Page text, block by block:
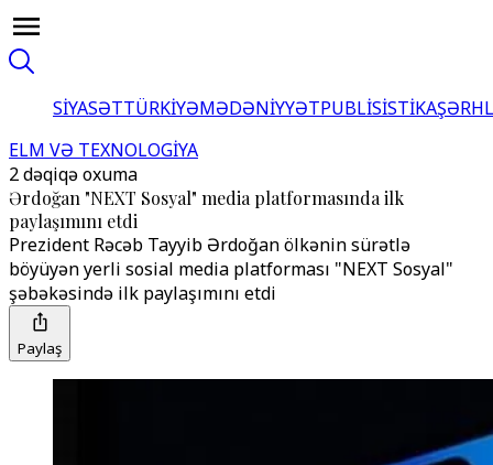
SİYASƏTTÜRKİYƏMƏDƏNİYYƏTPUBLİSİSTİKA
ELM VƏ TEXNOLOGİYA
2 dəqiqə oxuma
Ərdoğan "NEXT Sosyal" media platformasında ilk
paylaşımını etdi
Prezident Rəcəb Tayyib Ərdoğan ölkənin sürətlə
böyüyən yerli sosial media platforması "NEXT Sosyal"
şəbəkəsində ilk paylaşımını etdi
Paylaş